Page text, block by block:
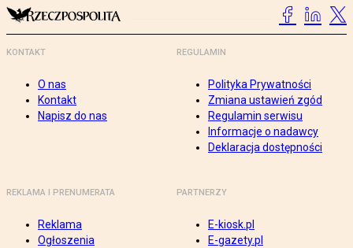
KONTAKT
O nas
Kontakt
Napisz do nas
REGULAMIN
Polityka Prywatności
Zmiana ustawień zgód
Regulamin serwisu
Informacje o nadawcy
Deklaracja dostępności
REKLAMA I PRENUMERATA
Reklama
Ogłoszenia
PARTNERZY
E-kiosk.pl
E-gazety.pl